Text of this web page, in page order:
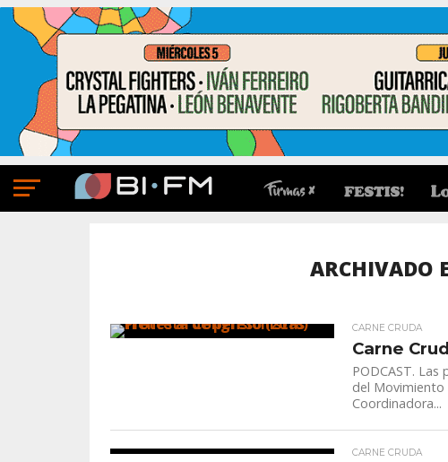
ARCHIVADO
CARNE CRUDA
Carne
PODCAST.
del Movimiento
Coordinadora...
CARNE CRUDA